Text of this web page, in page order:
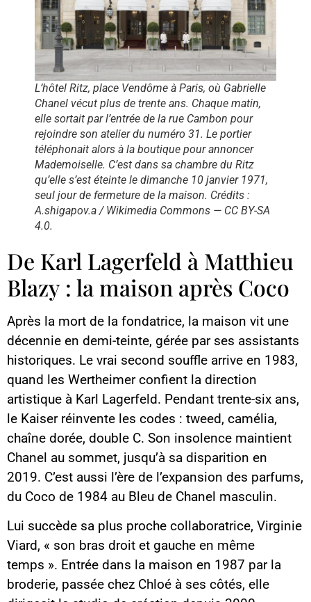
L’hôtel Ritz, place Vendôme à Paris, où Gabrielle
Chanel vécut plus de trente ans. Chaque matin,
elle sortait par l’entrée de la rue Cambon pour
rejoindre son atelier du numéro 31. Le portier
téléphonait alors à la boutique pour annoncer
Mademoiselle. C’est dans sa chambre du Ritz
qu’elle s’est éteinte le dimanche 10 janvier 1971,
seul jour de fermeture de la maison. Crédits :
A.shigapov.a / Wikimedia Commons — CC BY-SA
4.0.
De Karl Lagerfeld à Matthieu
Blazy : la maison après Coco
Après la mort de la fondatrice, la maison vit une
décennie en demi-teinte, gérée par ses assistants
historiques. Le vrai second souffle arrive en 1983,
quand les Wertheimer confient la direction
artistique à Karl Lagerfeld. Pendant trente-six ans,
le Kaiser réinvente les codes : tweed, camélia,
chaîne dorée, double C. Son insolence maintient
Chanel au sommet, jusqu’à sa disparition en
2019. C’est aussi l’ère de l’expansion des parfums,
du Coco de 1984 au Bleu de Chanel masculin.
Lui succède sa plus proche collaboratrice, Virginie
Viard, « son bras droit et gauche en même
temps ». Entrée dans la maison en 1987 par la
broderie, passée chez Chloé à ses côtés, elle